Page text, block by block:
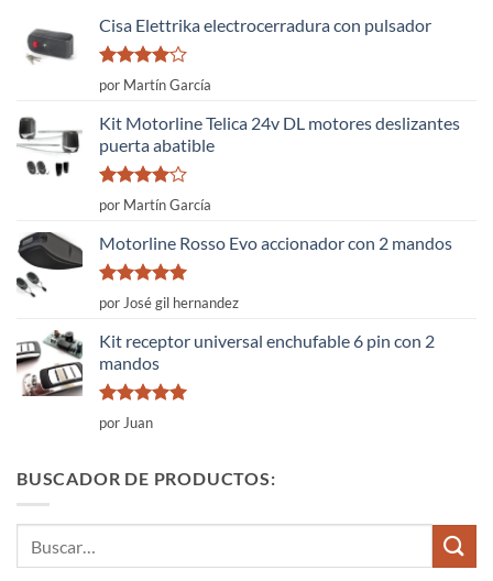
Cisa Elettrika electrocerradura con pulsador
Valorado
con
5
por Martín García
Kit Motorline Telica 24v DL motores deslizantes
puerta abatible
Valorado
con
5
por Martín García
Motorline Rosso Evo accionador con 2 mandos
Valorado
con
de 5
por José gil hernandez
Kit receptor universal enchufable 6 pin con 2
mandos
Valorado
con
por Juan
BUSCADOR DE PRODUCTOS: